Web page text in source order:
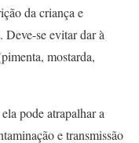
da criança e
se evitar dar à
mostarda,
pode atrapalhar a
e transmissão